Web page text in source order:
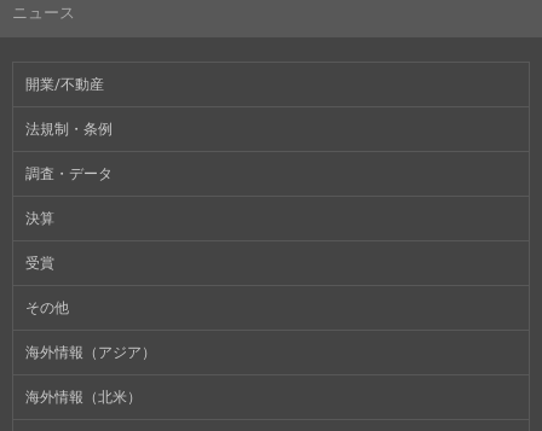
ニュース
開業/不動産
法規制・条例
調査・データ
決算
受賞
その他
海外情報（アジア）
海外情報（北米）